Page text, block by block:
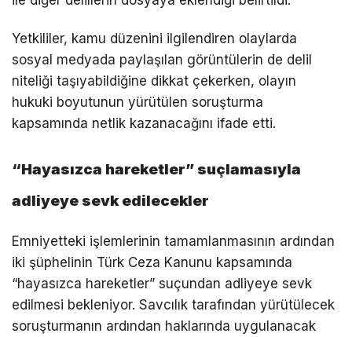
Yetkililer, kamu düzenini ilgilendiren olaylarda
sosyal medyada paylaşılan görüntülerin de delil
niteliği taşıyabildiğine dikkat çekerken, olayın
hukuki boyutunun yürütülen soruşturma
kapsamında netlik kazanacağını ifade etti.
“Hayasızca hareketler” suçlamasıyla
adliyeye sevk edilecekler
Emniyetteki işlemlerinin tamamlanmasının ardından
iki şüphelinin Türk Ceza Kanunu kapsamında
“hayasızca hareketler” suçundan adliyeye sevk
edilmesi bekleniyor. Savcılık tarafından yürütülecek
soruşturmanın ardından haklarında uygulanacak